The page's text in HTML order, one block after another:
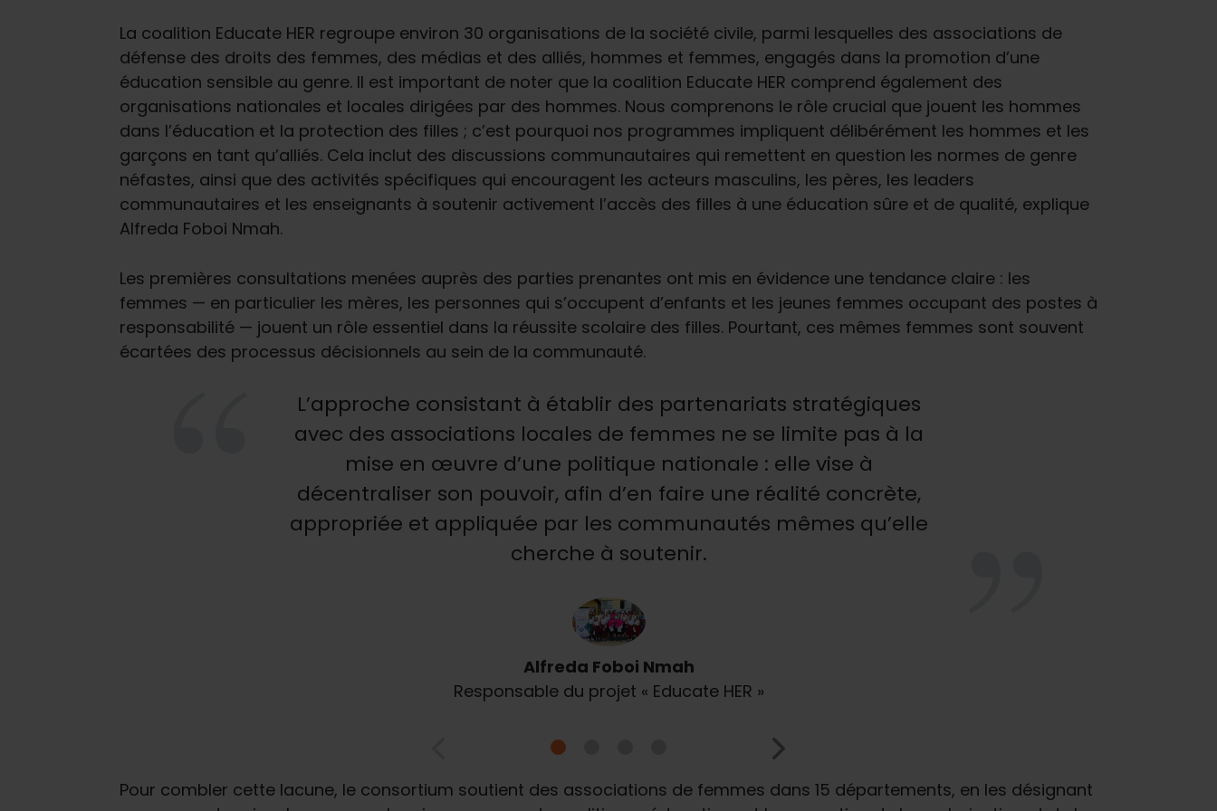
La coalition Educate HER regroupe environ 30 organisations de la société civile, parmi lesquelles des associations de
défense des droits des femmes, des médias et des alliés, hommes et femmes, engagés dans la promotion d’une
éducation sensible au genre. Il est important de noter que la coalition Educate HER comprend également des
organisations nationales et locales dirigées par des hommes. Nous comprenons le rôle crucial que jouent les hommes
dans l’éducation et la protection des filles ; c’est pourquoi nos programmes impliquent délibérément les hommes et les
garçons en tant qu’alliés. Cela inclut des discussions communautaires qui remettent en question les normes de genre
néfastes, ainsi que des activités spécifiques qui encouragent les acteurs masculins, les pères, les leaders
communautaires et les enseignants à soutenir activement l’accès des filles à une éducation sûre et de qualité, explique
Alfreda Foboi Nmah.
Les premières consultations menées auprès des parties prenantes ont mis en évidence une tendance claire : les
femmes — en particulier les mères, les personnes qui s’occupent d’enfants et les jeunes femmes occupant des postes à
responsabilité — jouent un rôle essentiel dans la réussite scolaire des filles. Pourtant, ces mêmes femmes sont souvent
écartées des processus décisionnels au sein de la communauté.
L’approche consistant à établir des partenariats stratégiques
avec des associations locales de femmes ne se limite pas à la
mise en œuvre d’une politique nationale : elle vise à
décentraliser son pouvoir, afin d’en faire une réalité concrète,
appropriée et appliquée par les communautés mêmes qu’elle
cherche à soutenir.
Alfreda Foboi Nmah
Responsable du projet « Educate HER »
Pour combler cette lacune, le consortium soutient des associations de femmes dans 15 départements, en les désignant